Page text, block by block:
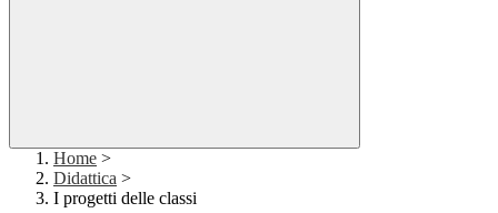
Home >
Didattica >
I progetti delle classi